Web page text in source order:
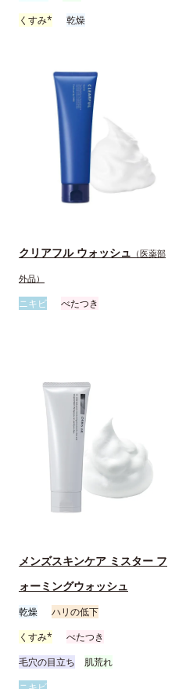
くすみ*
乾燥
クリアフル ウォッシュ （医薬部
外品）
ニキビ べたつき
メンズスキンケア ミスター フ
ォーミングウォッシュ
乾燥
ハリの低下
くすみ*
べたつき
毛穴の目立ち
肌荒れ